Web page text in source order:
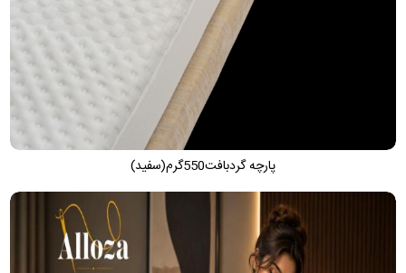
پارچه گردبافت550گرم(سفید)